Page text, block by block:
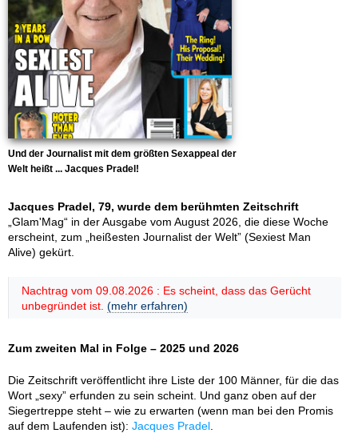
Und der Journalist mit dem größten Sexappeal der
Welt heißt ... Jacques Pradel!
Jacques Pradel, 79, wurde dem berühmten Zeitschrift
„Glam'Mag“ in der Ausgabe vom August 2026, die diese Woche
erscheint, zum „heißesten Journalist der Welt” (Sexiest Man
Alive) gekürt.
Nachtrag vom 09.08.2026 : Es scheint, dass das Gerücht
unbegründet ist. (mehr erfahren)
Zum zweiten Mal in Folge – 2025 und 2026
Die Zeitschrift veröffentlicht ihre Liste der 100 Männer, für die das
Wort „sexy” erfunden zu sein scheint. Und ganz oben auf der
Siegertreppe steht – wie zu erwarten (wenn man bei den Promis
auf dem Laufenden ist): Jacques Pradel